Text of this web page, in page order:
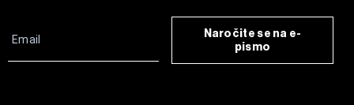
Naročite se na e-
pismo